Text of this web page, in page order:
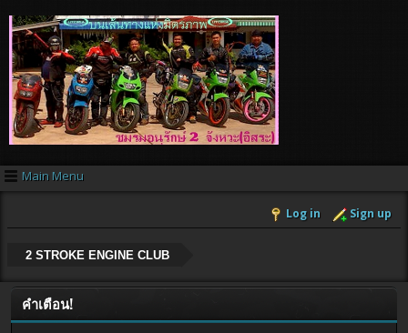
Main Menu
Log in Sign up
2 STROKE ENGINE CLUB
คำเตือน!